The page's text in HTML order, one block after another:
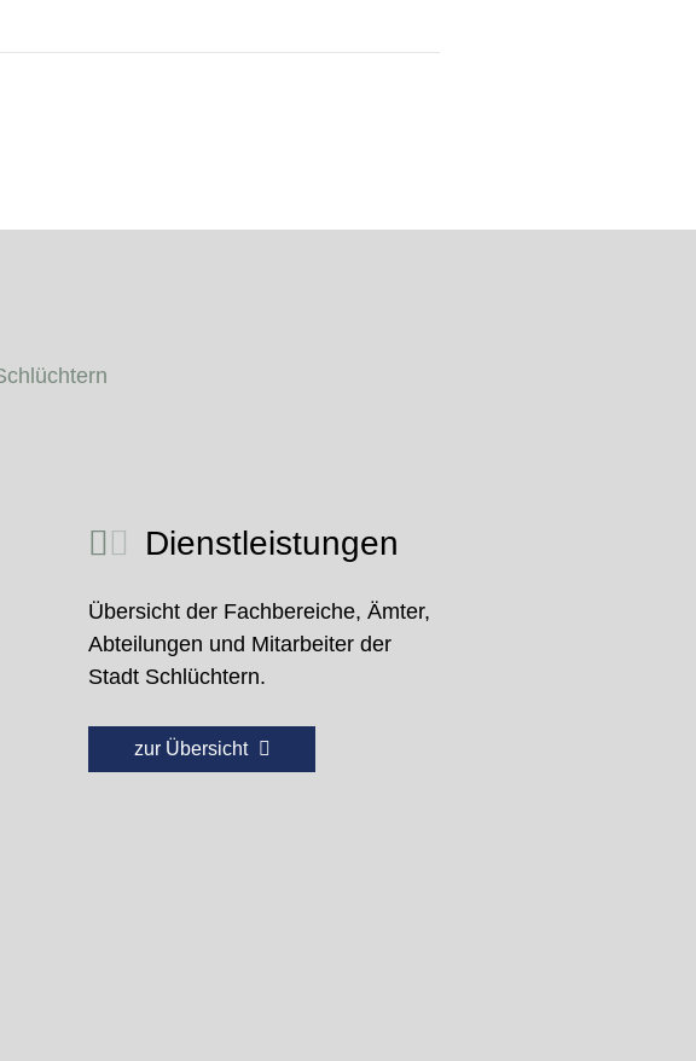
Dienstleistungen
Übersicht der Fachbereiche, Ämter,
Abteilungen und Mitarbeiter der
Stadt Schlüchtern.
zur Übersicht